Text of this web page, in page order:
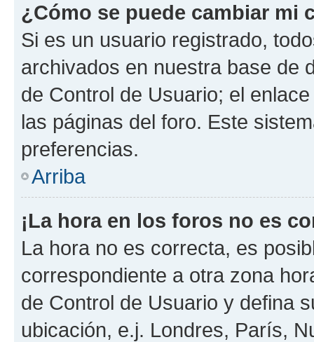
¿Cómo se puede cambiar mi
Si es un usuario registrado,
archivados en nuestra base de
de Control de Usuario; el
las páginas del foro. Este
preferencias.
Arriba
¡La hora en los foros no es
La hora no es correcta, es
correspondiente a otra zona
de Control de Usuario y defina
ubicación, e.j. Londres, París,